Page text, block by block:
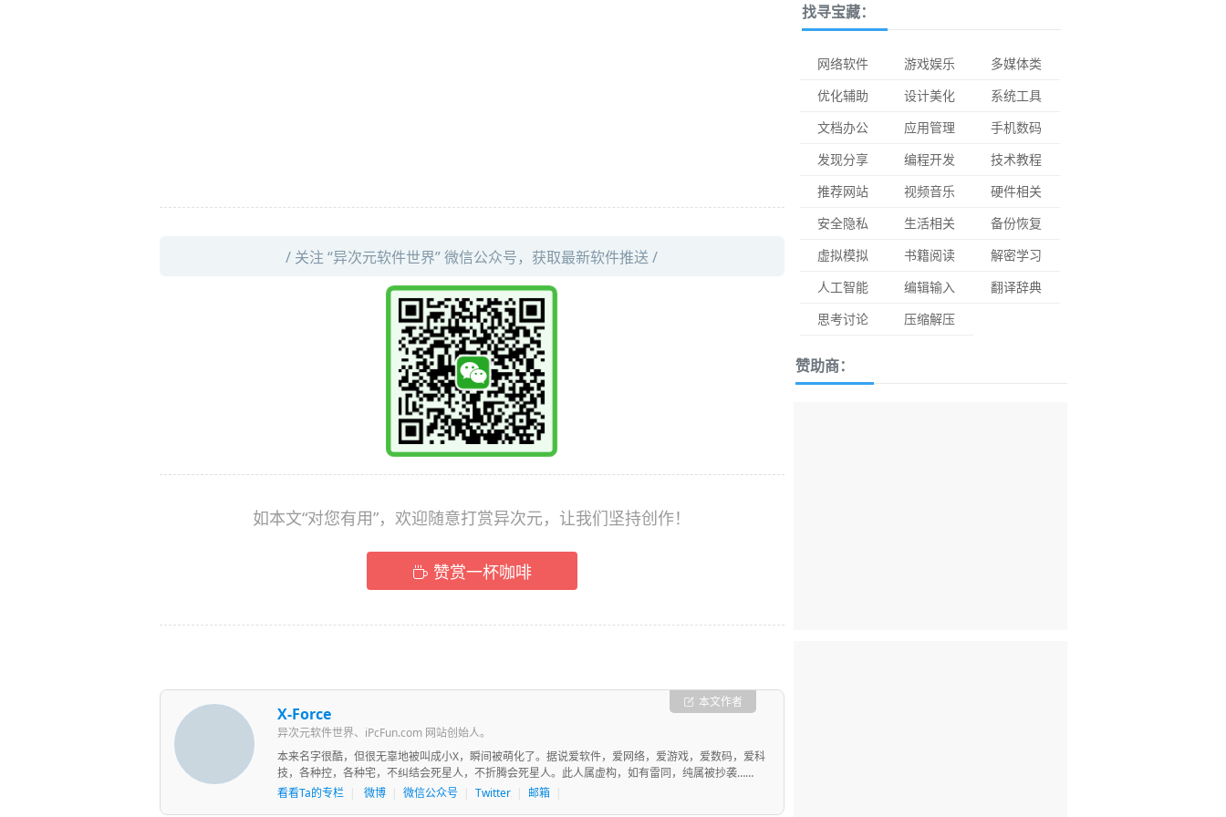
/ 关注 “异次元软件世界” 微信公众号，获取最新软件推送 /
如本文“对您有用”，欢迎随意打赏异次元，让我们坚持创作！
赞赏一杯咖啡
X-Force
异次元软件世界、iPcFun.com 网站创始人。
本来名字很酷，但很无辜地被叫成小X，瞬间被萌化了。据说爱软件，爱网络，爱游戏，爱数码，爱科
技，各种控，各种宅，不纠结会死星人，不折腾会死星人。此人属虚构，如有雷同，纯属被抄袭……
看看Ta的专栏| 微博| 微信公众号| Twitter| 邮箱|
本文作者
找寻宝藏：
网络软件 游戏娱乐
多媒体类
优化辅助
设计美化
系统工具
文档办公
应用管理
手机数码
发现分享
编程开发
技术教程
推荐网站
视频音乐
硬件相关
安全隐私
生活相关
备份恢复
虚拟模拟
书籍阅读
解密学习
人工智能
编辑输入
翻译辞典
思考讨论
压缩解压
赞助商：